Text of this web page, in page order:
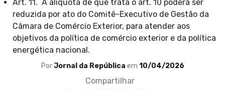
Art. 11. A alíquota de que trata o art. 10 poderá ser
reduzida por ato do Comitê-Executivo de Gestão da
Câmara de Comércio Exterior, para atender aos
objetivos da política de comércio exterior e da política
energética nacional.
PorJornal da República em 10/04/2026
Compartilhar